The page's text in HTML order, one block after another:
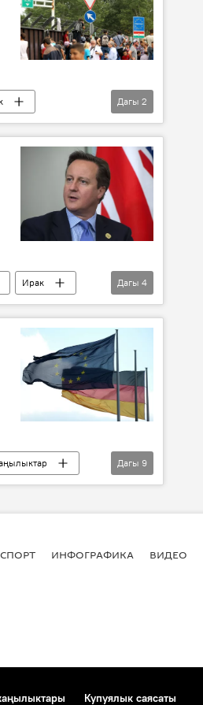
Дагы 2
Ирак
Дагы 4
Дагы 9
СПОРТ ИНФОГРАФИКА ВИДЕО
Купуялык саясаты